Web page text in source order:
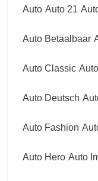
Auto Auto 21
Auto Betaalbaar
Auto Classic
Auto Deutsch
Auto Fashion
Auto Hero Auto